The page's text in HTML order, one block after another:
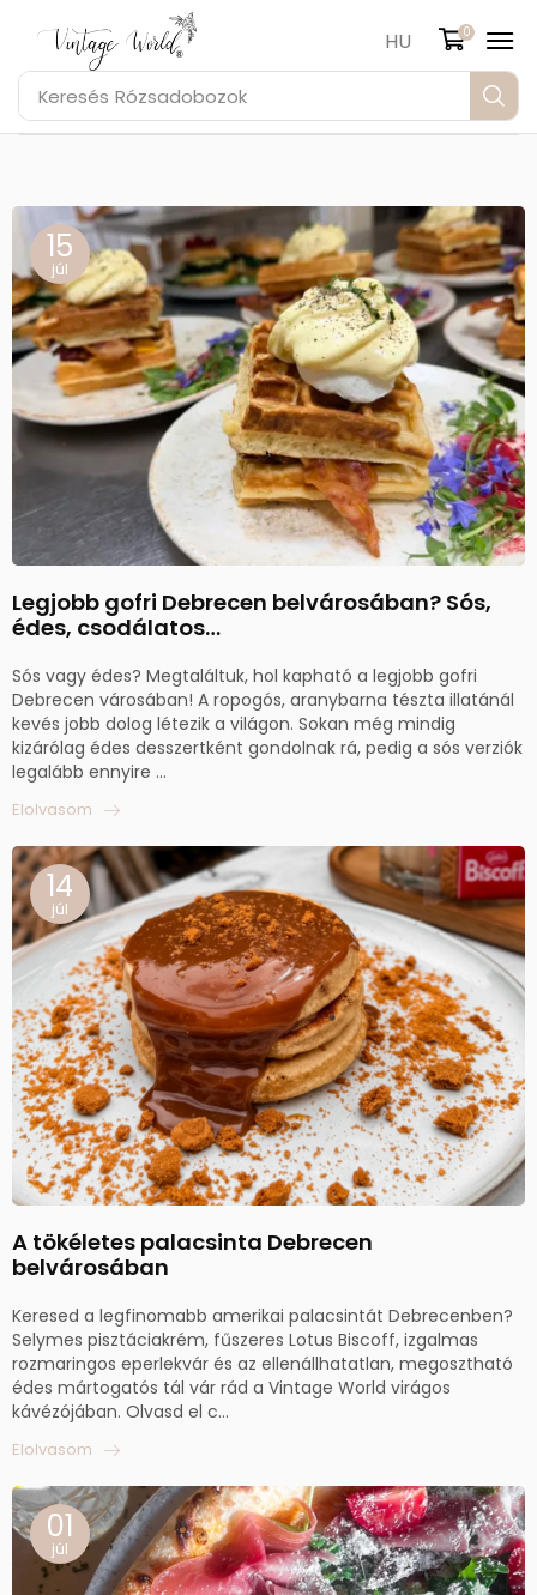
Keresés Rózsadobozok
HU 0
15
júl
Legjobb gofri Debrecen belvárosában? Sós,
édes, csodálatos…
Sós vagy édes? Megtaláltuk, hol kapható a legjobb gofri
Debrecen városában! A ropogós, aranybarna tészta illatánál
kevés jobb dolog létezik a világon. Sokan még mindig
kizárólag édes desszertként gondolnak rá, pedig a sós verziók
legalább ennyire ...
Elolvasom
14
júl
A tökéletes palacsinta Debrecen
belvárosában
Keresed a legfinomabb amerikai palacsintát Debrecenben?
Selymes pisztáciakrém, fűszeres Lotus Biscoff, izgalmas
rozmaringos eperlekvár és az ellenállhatatlan, megosztható
édes mártogatós tál vár rád a Vintage World virágos
kávézójában. Olvasd el c...
Elolvasom
01
júl